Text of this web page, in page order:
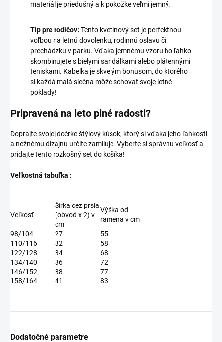
materiál je priedušný a k pokožke veľmi jemný.
Tip pre rodičov: Tento kvetinový set je perfektnou
voľbou na letnú dovolenku, rodinnú oslavu či
prechádzku v parku. Vďaka jemnému vzoru ho ľahko
skombinujete s bielymi sandálkami alebo plátennými
teniskami. Kabelka je skvelým bonusom, do ktorého
si každá malá slečna môže schovať svoje letné
poklady!
Pripravená na leto plné radosti?
Doprajte svojej dcérke štýlový kúsok, ktorý si vďaka jeho ľahkosti
a nežnému dizajnu určite zamiluje. Vyberte si správnu veľkosť a
pridajte tento rozkošný set do košíka!
Veľkostná tabuľka :
Veľkosť
Šírka cez prsia
(obvod x 2) v
cm
Výška od
ramena v cm
98/104
27
55
110/116
32
58
122/128
34
68
134/140
36
72
146/152
38
77
158/164
41 83
Dodatočné parametre